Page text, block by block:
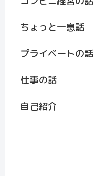
ちょっと一息話
プライベートの話
仕事の話
自己紹介